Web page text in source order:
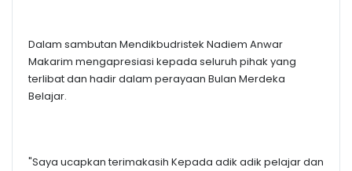
Dalam sambutan Mendikbudristek Nadiem Anwar
Makarim mengapresiasi kepada seluruh pihak yang
terlibat dan hadir dalam perayaan Bulan Merdeka
Belajar.
"Saya ucapkan terimakasih Kepada adik adik pelajar dan